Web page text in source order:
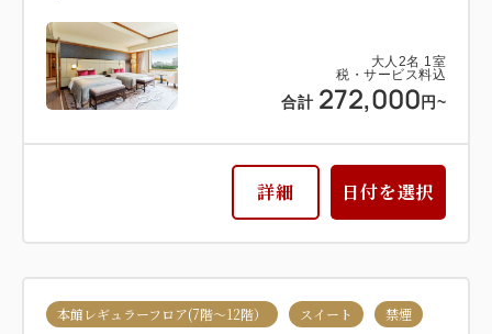
大人 2名 1室
税・サービス料込
合計 272,000 円~
詳細 日付を選択
本館レギュラーフロア(7階～12階） スイート
禁煙